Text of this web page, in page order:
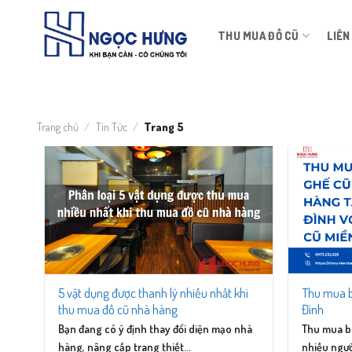
THU MUA ĐỒ CŨ
Trang chủ / Tin Tức / Trang 5
5 vật dụng được thanh lý nhiều nhất khi
thu mua đồ cũ nhà hàng
Bạn đang có ý định thay đổi diện mạo nhà
hàng, nâng cấp trang thiết...
Thu mua
Đình
Thu mua
nhiều